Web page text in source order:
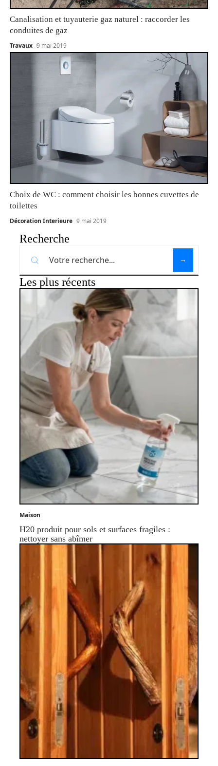
Canalisation et tuyauterie gaz naturel : raccorder les
conduites de gaz
Travaux 9 mai 2019
Choix de WC : comment choisir les bonnes cuvettes de
toilettes
Décoration Interieure 9 mai 2019
Recherche
Les plus récents
Maison
H20 produit pour sols et surfaces fragiles :
nettoyer sans abîmer